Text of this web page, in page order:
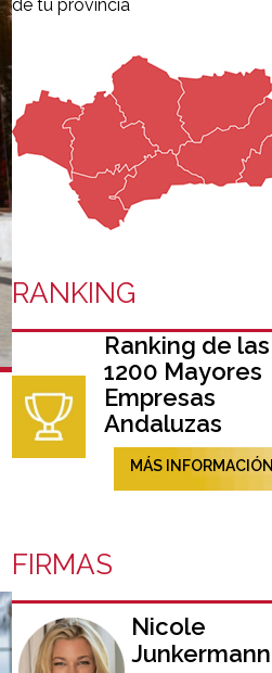
de tu provincia
RANKING
Ranking de las
1200 Mayores
Empresas
Andaluzas
MÁS INFORMACIÓN
FIRMAS
Nicole
Junkermann​